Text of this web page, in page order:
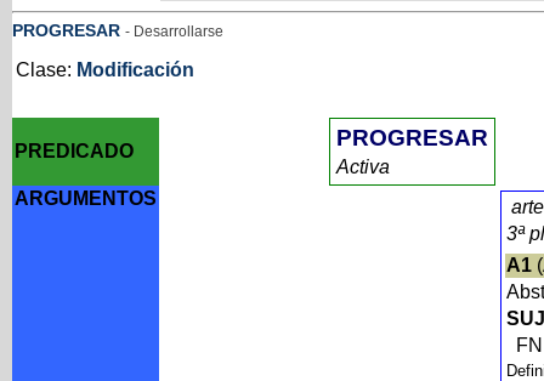
PROGRESAR - Desarrollarse
Clase: Modificación
PREDICADO
PROGRESAR
Activa
ARGUMENTOS
arte
3ª
A1